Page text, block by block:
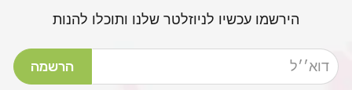
הירשמו עכשיו לניוזלטר שלנו ותוכלו להנות
דוא׳׳ל הרשמה